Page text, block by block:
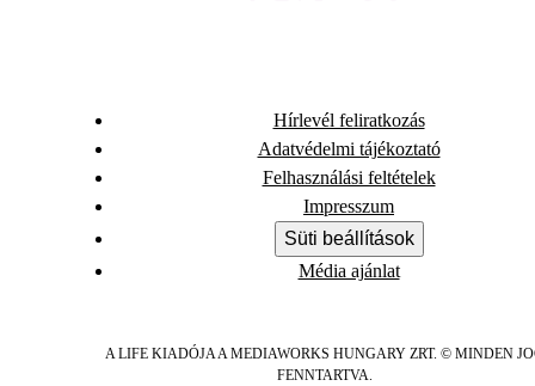
Hírlevél feliratkozás
Adatvédelmi tájékoztató
Felhasználási feltételek
Impresszum
Süti beállítások
Média ajánlat
A LIFE KIADÓJA A MEDIAWORKS HUNGARY ZRT. © MINDEN
FENNTARTVA.